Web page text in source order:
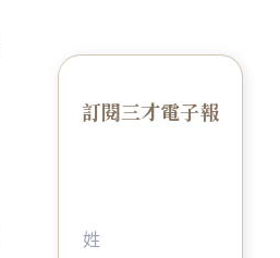
訂閱三才電子報